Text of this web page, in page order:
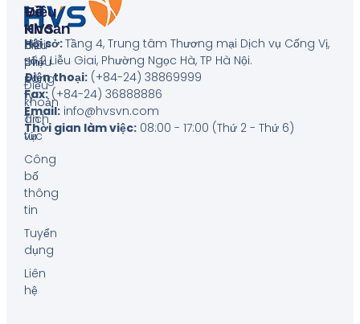
Hội sở:Tầng 4, Trung tâm Thương mại Dịch vụ Cống Vị,
số 2 Liễu Giai, Phường Ngọc Hà, TP Hà Nội.
Điện thoại:(+84-24) 38869999
Fax:(+84-24) 36888886
Email:info@hvsvn.com
Thời gian làm việc:08:00 - 17:00 (Thứ 2 - Thứ 6)
Về
HVS
Giới
thiệu
công
ty
Tin
tức
Công
bố
thông
tin
Tuyển
dụng
Liên
hệ
Điều
Khoản
Biểu
phí
Điều
khoản
dịch
vụ